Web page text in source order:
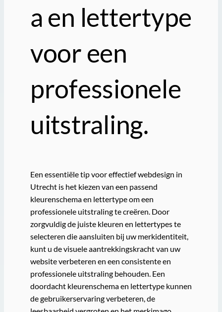
a en lettertype
voor een
professionele
uitstraling.
Een essentiële tip voor effectief webdesign in
Utrecht is het kiezen van een passend
kleurenschema en lettertype om een
professionele uitstraling te creëren. Door
zorgvuldig de juiste kleuren en lettertypes te
selecteren die aansluiten bij uw merkidentiteit,
kunt u de visuele aantrekkingskracht van uw
website verbeteren en een consistente en
professionele uitstraling behouden. Een
doordacht kleurenschema en lettertype kunnen
de gebruikerservaring verbeteren, de